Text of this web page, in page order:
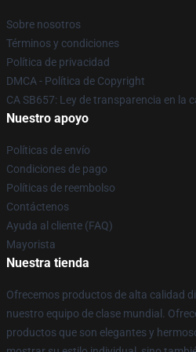
Sobre nosotros
Términos y condiciones
Política de privacidad
DMCA - Política de Copyright
CA SB657: Ley de transparencia en la
Nuestro apoyo
Políticas de envío
Condiciones de pago
Políticas de reembolso
Contáctenos
Ayuda al cliente (FAQ)
Mayorista
Nuestra tienda
Ofrecemos productos de alta calidad
nuestro equipo de clase mundial.
productos que son elegantes y